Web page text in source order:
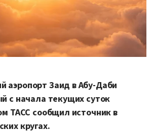
аэропорт Заид в Абу-Даби
с начала текущих суток
ТАСС сообщил источник в
кругах.